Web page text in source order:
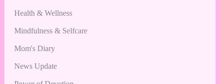
Health & Wellness
Mindfulness & Selfcare
Mom's Diary
News Update